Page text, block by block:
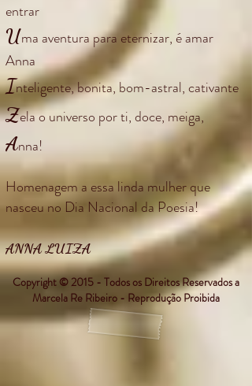
entrar
Uma aventura para eternizar, é amar
Anna
Inteligente, bonita, bom-astral, cativante
Zela o universo por ti, doce, meiga,
Anna!
Homenagem a essa linda mulher que
nasceu no Dia Nacional da Poesia!
ANNA LUIZA
Copyright © 2015 - Todos os Direitos Reservados a
Marcela Re Ribeiro - Reprodução Proibida